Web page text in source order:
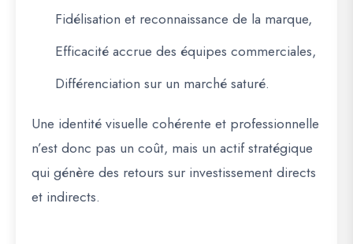
Fidélisation et reconnaissance de la marque,
Efficacité accrue des équipes commerciales,
Différenciation sur un marché saturé.
Une identité visuelle cohérente et professionnelle
n’est donc pas un coût, mais un actif stratégique
qui génère des retours sur investissementdirects
et indirects.